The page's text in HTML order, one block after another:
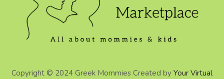
Copyright © 2024 Greek Mommies Created by Your Virtual